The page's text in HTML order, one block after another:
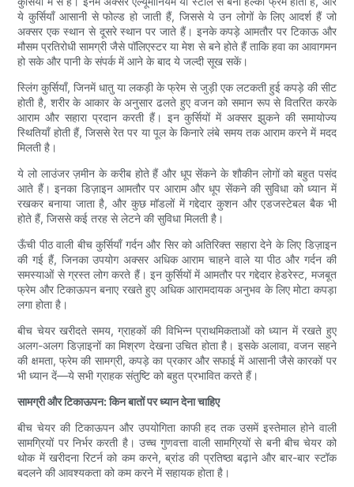
ये कुर्सियाँ आसानी से फोल्ड हो जाती हैं, जिससे ये उन लोगों के लिए आदर्श हैं जो
अक्सर एक स्थान से दूसरे स्थान पर जाते हैं। इनके कपड़े आमतौर पर टिकाऊ और
मौसम प्रतिरोधी सामग्री जैसे पॉलिएस्टर या मेश से बने होते हैं ताकि हवा का आवागमन
हो सके और पानी के संपर्क में आने के बाद ये जल्दी सूख सकें।
स्लिंग कुर्सियाँ, जिनमें धातु या लकड़ी के फ्रेम से जुड़ी एक लटकती हुई कपड़े की सीट
होती है, शरीर के आकार के अनुसार ढलते हुए वजन को समान रूप से वितरित करके
आराम और सहारा प्रदान करती हैं। इन कुर्सियों में अक्सर झुकने की समायोज्य
स्थितियाँ होती हैं, जिससे रेत पर या पूल के किनारे लंबे समय तक आराम करने में मदद
मिलती है।
ये लो लाउंजर ज़मीन के करीब होते हैं और धूप सेंकने के शौकीन लोगों को बहुत पसंद
आते हैं। इनका डिज़ाइन आमतौर पर आराम और धूप सेंकने की सुविधा को ध्यान में
रखकर बनाया जाता है, और कुछ मॉडलों में गद्देदार कुशन और एडजस्टेबल बैक भी
होते हैं, जिससे कई तरह से लेटने की सुविधा मिलती है।
ऊँची पीठ वाली बीच कुर्सियाँ गर्दन और सिर को अतिरिक्त सहारा देने के लिए डिज़ाइन
की गई हैं, जिनका उपयोग अक्सर अधिक आराम चाहने वाले या पीठ और गर्दन की
समस्याओं से ग्रस्त लोग करते हैं। इन कुर्सियों में आमतौर पर गद्देदार हेडरेस्ट, मजबूत
फ्रेम और टिकाऊपन बनाए रखते हुए अधिक आरामदायक अनुभव के लिए मोटा कपड़ा
लगा होता है।
बीच चेयर खरीदते समय, ग्राहकों की विभिन्न प्राथमिकताओं को ध्यान में रखते हुए
अलग-अलग डिज़ाइनों का मिश्रण देखना उचित होता है। इसके अलावा, वजन सहने
की क्षमता, फ्रेम की सामग्री, कपड़े का प्रकार और सफाई में आसानी जैसे कारकों पर
भी ध्यान दें—ये सभी ग्राहक संतुष्टि को बहुत प्रभावित करते हैं।
सामग्री और टिकाऊपन: किन बातों पर ध्यान देना चाहिए
बीच चेयर की टिकाऊपन और उपयोगिता काफी हद तक उसमें इस्तेमाल होने वाली
सामग्रियों पर निर्भर करती है। उच्च गुणवत्ता वाली सामग्रियों से बनी बीच चेयर को
थोक में खरीदना रिटर्न को कम करने, ब्रांड की प्रतिष्ठा बढ़ाने और बार-बार स्टॉक
बदलने की आवश्यकता को कम करने में सहायक होता है।